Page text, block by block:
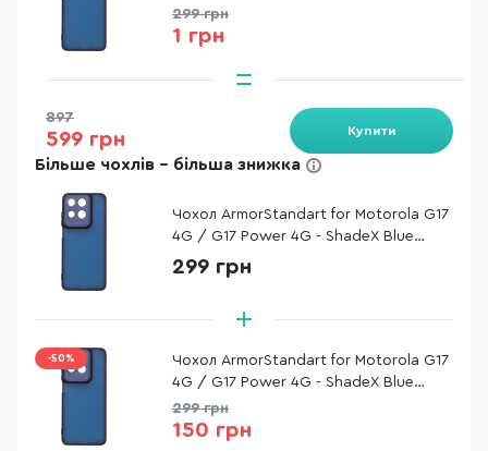
(ARM91315)
299 грн
1 грн
897
599 грн Купити
Більше чохлів - більша знижка
Чохол ArmorStandart for Motorola G17
4G / G17 Power 4G - ShadeX Blue
(ARM91315)
299 грн
-50%
Чохол ArmorStandart for Motorola G17
4G / G17 Power 4G - ShadeX Blue
(ARM91315)
299 грн
150 грн